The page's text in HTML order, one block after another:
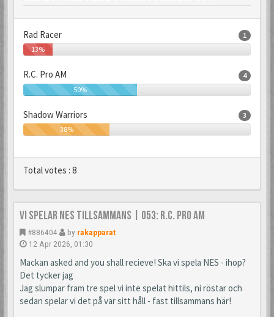
Rad Racer
1
13%
R.C. Pro AM
4
50%
Shadow Warriors
3
38%
Total votes : 8
Vi spelar NES tillsammans | 053: R.C. Pro AM
#886404 by rakapparat
12 Apr 2026, 01:30
Mackan asked and you shall recieve! Ska vi spela NES - ihop?
Det tycker jag
Jag slumpar fram tre spel vi inte spelat hittils, ni röstar och
sedan spelar vi det på var sitt håll - fast tillsammans här!